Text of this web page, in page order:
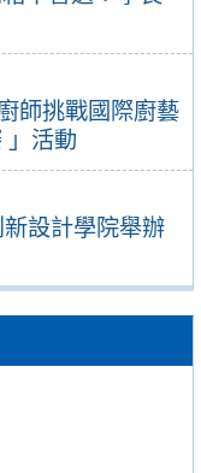
師挑戰國際廚藝
」活動
設計學院舉辦